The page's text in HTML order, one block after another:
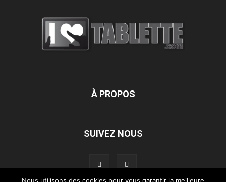
À PROPOS
SUIVEZ NOUS